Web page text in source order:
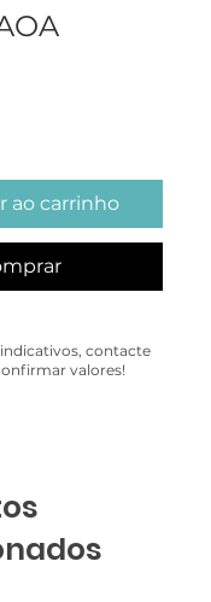
ao carrinho
contacte
valores!